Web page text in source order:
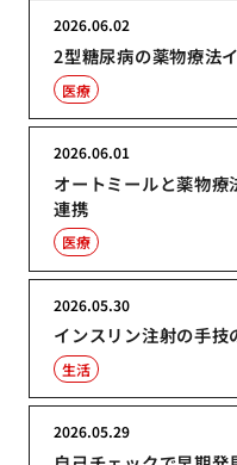
2型糖尿病の薬物療法
2026.06.02
医療
オートミールと薬物
連携
2026.06.01
医療
インスリン注射の手
2026.05.30
生活
2026.05.29